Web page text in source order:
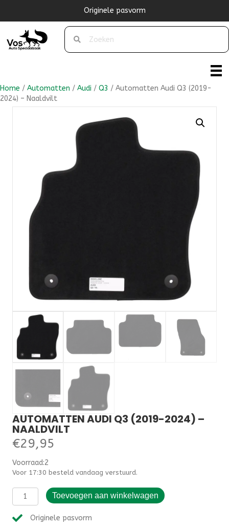
Originele pasvorm
Home / Automatten / Audi / Q3 / Automatten Audi Q3 (2019-
2024) – Naaldvilt
AUTOMATTEN AUDI Q3 (2019-2024) –
NAALDVILT
€29,95
Voorraad:2
Voor 17:30 besteld vandaag verstuurd.
Automatten
Audi
Q3
(2019-
Toevoegen aan winkelwagen
Originele pasvorm